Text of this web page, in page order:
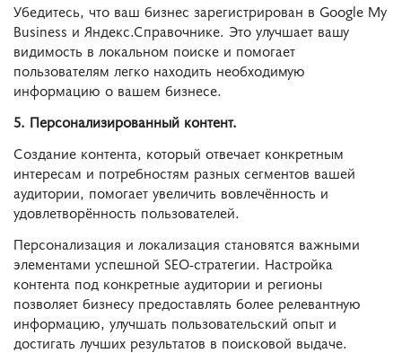
Убедитесь, что ваш бизнес зарегистрирован в Google My
Business и Яндекс.Справочнике. Это улучшает вашу
видимость в локальном поиске и помогает
пользователям легко находить необходимую
информацию о вашем бизнесе.
5. Персонализированный контент.
Создание контента, который отвечает конкретным
интересам и потребностям разных сегментов вашей
аудитории, помогает увеличить вовлечённость и
удовлетворённость пользователей.
Персонализация и локализация становятся важными
элементами успешной SEO-стратегии. Настройка
контента под конкретные аудитории и регионы
позволяет бизнесу предоставлять более релевантную
информацию, улучшать пользовательский опыт и
достигать лучших результатов в поисковой выдаче.